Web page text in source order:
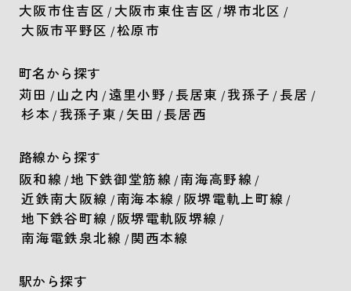
大阪市住吉区 / 大阪市東住吉区 /堺市北区 /
大阪市平野区 /松原市
町名から探す
苅田 / 山之内 / 遠里小野 / 長居東 / 我孫子 / 長居 /
杉本 / 我孫子東 / 矢田 / 長居西
路線から探す
阪和線 /地下鉄御堂筋線 /南海高野線 /
近鉄南大阪線 /南海本線 / 阪堺電軌上町線 /
地下鉄谷町線 / 阪堺電軌阪堺線 /
南海電鉄泉北線 / 関西本線
駅から探す